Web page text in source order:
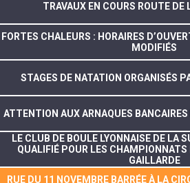
TRAVAUX EN COURS ROUTE DE
FORTES CHALEURS : HORAIRES
MODIFIÉS
STAGES DE NATATION ORGANISÉS
ATTENTION AUX ARNAQUES BANCAIRES
LE CLUB DE BOULE LYONNAISE DE LA
QUALIFIÉ POUR LES CHAMPIONNATS
GAILLARDE
RUE DU 11 NOVEMBRE BARRÉE À LA